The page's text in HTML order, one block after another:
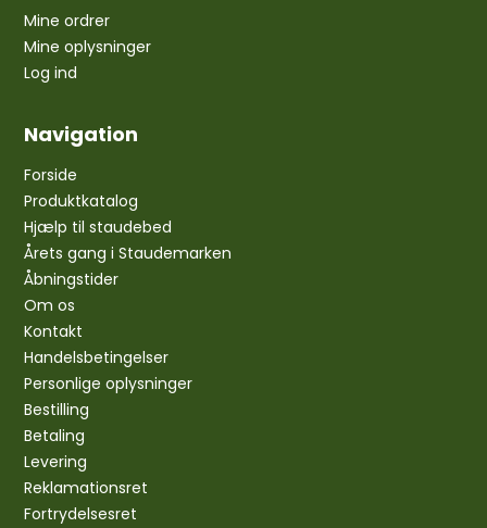
Mine ordrer
Mine oplysninger
Log ind
Navigation
Forside
Produktkatalog
Hjælp til staudebed
Årets gang i Staudemarken
Åbningstider
Om os
Kontakt
Handelsbetingelser
Personlige oplysninger
Bestilling
Betaling
Levering
Reklamationsret
Fortrydelsesret